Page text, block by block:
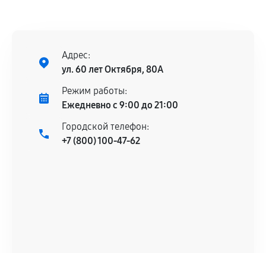
Адрес:
ул. 60 лет Октября, 80А
Режим работы:
Ежедневно с 9:00 до 21:00
Городской телефон:
+7 (800) 100-47-62